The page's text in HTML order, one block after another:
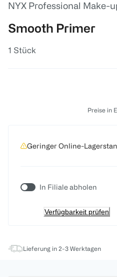
NYX Professional Make-
Smooth Primer
1 Stück
Preise in
Geringer Online-
In Filiale abholen
Verfügbarkeit prüfen
Lieferung in 2-3 Werktagen